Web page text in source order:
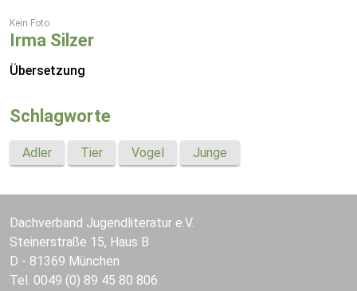
Kein Foto
Irma Silzer
Übersetzung
Schlagworte
Adler Tier Vogel Junge
Dachverband Jugendliteratur e.V.
Steinerstraße 15, Haus B
D - 81369 München
Tel. 0049 (0) 89 45 80 806